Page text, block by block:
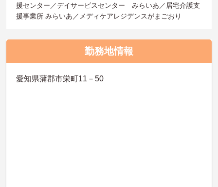
援センター／デイサービスセンター みらいあ／居宅介護支
援事業所 みらいあ／メディケアレジデンスがまごおり
勤務地情報
愛知県蒲郡市栄町11－50